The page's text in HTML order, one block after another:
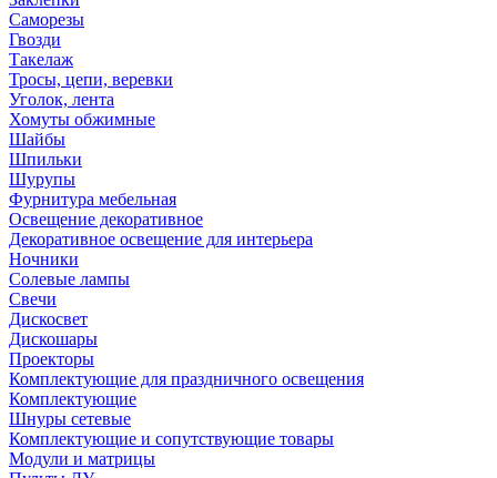
Саморезы
Гвозди
Такелаж
Тросы, цепи, веревки
Уголок, лента
Хомуты обжимные
Шайбы
Шпильки
Шурупы
Фурнитура мебельная
Освещение декоративное
Декоративное освещение для интерьера
Ночники
Солевые лампы
Свечи
Дискосвет
Дискошары
Проекторы
Комплектующие для праздничного освещения
Комплектующие
Шнуры сетевые
Комплектующие и сопутствующие товары
Модули и матрицы